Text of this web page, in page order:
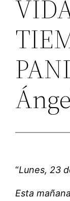
“Lunes, 23
Esta